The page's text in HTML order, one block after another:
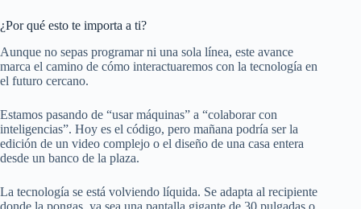
¿Por qué esto te importa a ti?
Aunque no sepas programar ni una sola línea, este avance
marca el camino de cómo interactuaremos con la tecnología en
el futuro cercano.
Estamos pasando de “usar máquinas” a “colaborar con
inteligencias”. Hoy es el código, pero mañana podría ser la
edición de un video complejo o el diseño de una casa entera
desde un banco de la plaza.
La tecnología se está volviendo líquida. Se adapta al recipiente
donde la pongas, ya sea una pantalla gigante de 30 pulgadas o